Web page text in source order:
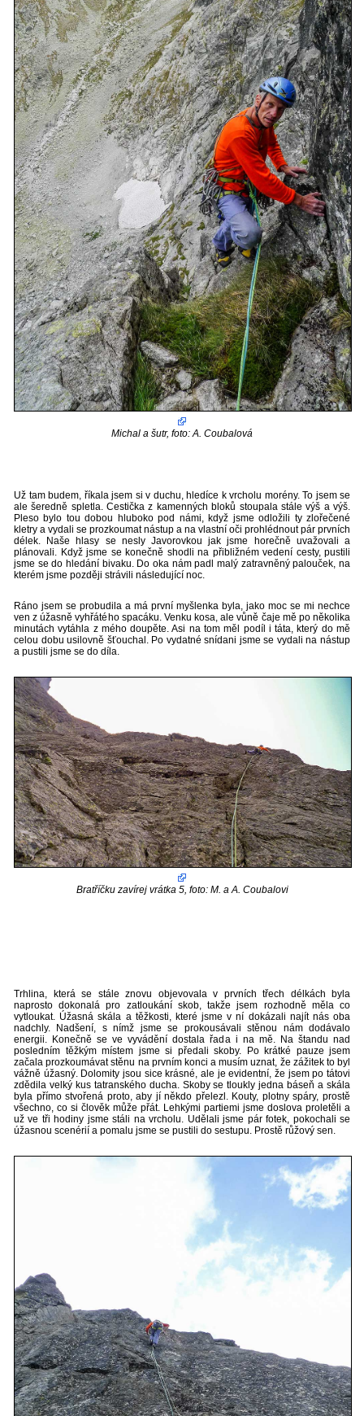
Michal a šutr, foto: A. Coubalová
Už tam budem, říkala jsem si v duchu, hledíce k vrcholu morény. To jsem se
ale šeredně spletla. Cestička z kamenných bloků stoupala stále výš a výš.
Pleso bylo tou dobou hluboko pod námi, když jsme odložili ty zlořečené
kletry a vydali se prozkoumat nástup a na vlastní oči prohlédnout pár prvních
délek. Naše hlasy se nesly Javorovkou jak jsme horečně uvažovali a
plánovali. Když jsme se konečně shodli na přibližném vedení cesty, pustili
jsme se do hledání bivaku. Do oka nám padl malý zatravněný palouček, na
kterém jsme později strávili následující noc.
Ráno jsem se probudila a má první myšlenka byla, jako moc se mi nechce
ven z úžasně vyhřátého spacáku. Venku kosa, ale vůně čaje mě po několika
minutách vytáhla z mého doupěte. Asi na tom měl podíl i táta, který do mě
celou dobu usilovně šťouchal. Po vydatné snídani jsme se vydali na nástup
a pustili jsme se do díla.
Bratříčku zavírej vrátka 5, foto: M. a A. Coubalovi
Trhlina, která se stále znovu objevovala v prvních třech délkách byla
naprosto dokonalá pro zatloukání skob, takže jsem rozhodně měla co
vytloukat. Úžasná skála a těžkosti, které jsme v ní dokázali najít nás oba
nadchly. Nadšení, s nímž jsme se prokousávali stěnou nám dodávalo
energii. Konečně se ve vyvádění dostala řada i na mě. Na štandu nad
posledním těžkým místem jsme si předali skoby. Po krátké pauze jsem
začala prozkoumávat stěnu na prvním konci a musím uznat, že zážitek to byl
vážně úžasný. Dolomity jsou sice krásné, ale je evidentní, že jsem po tátovi
zdědila velký kus tatranského ducha. Skoby se tloukly jedna báseň a skála
byla přímo stvořená proto, aby jí někdo přelezl. Kouty, plotny spáry, prostě
všechno, co si člověk může přát. Lehkými partiemi jsme doslova proletěli a
už ve tři hodiny jsme stáli na vrcholu. Udělali jsme pár fotek, pokochali se
úžasnou scenérií a pomalu jsme se pustili do sestupu. Prostě růžový sen.